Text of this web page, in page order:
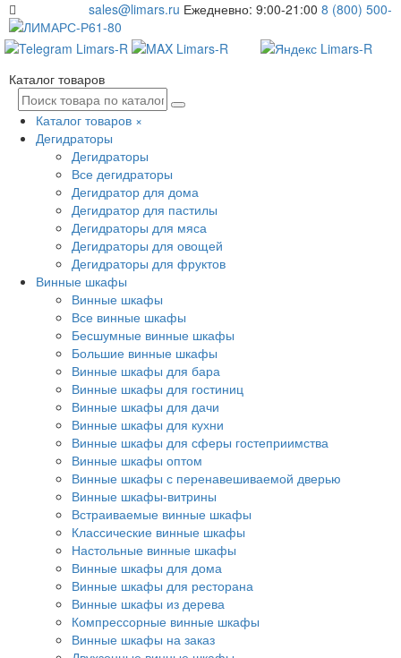
sales@limars.ru Ежедневно: 9:00-21:00 8 (800) 500-
61-80
Каталог товаров
Каталог товаров ×
Дегидраторы
Дегидраторы
Все дегидраторы
Дегидратор для дома
Дегидратор для пастилы
Дегидраторы для мяса
Дегидраторы для овощей
Дегидраторы для фруктов
Винные шкафы
Винные шкафы
Все винные шкафы
Бесшумные винные шкафы
Большие винные шкафы
Винные шкафы для бара
Винные шкафы для гостиниц
Винные шкафы для дачи
Винные шкафы для кухни
Винные шкафы для сферы гостеприимства
Винные шкафы оптом
Винные шкафы с перенавешиваемой дверью
Винные шкафы-витрины
Встраиваемые винные шкафы
Классические винные шкафы
Настольные винные шкафы
Винные шкафы для дома
Винные шкафы для ресторана
Винные шкафы из дерева
Компрессорные винные шкафы
Винные шкафы на заказ